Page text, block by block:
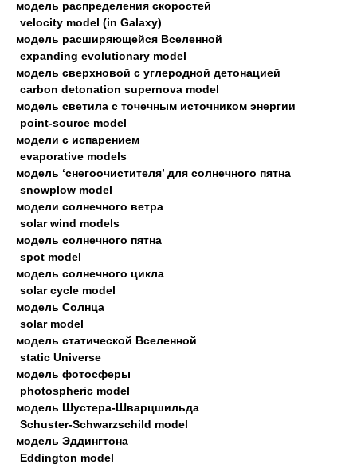
модель распределения скоростей
velocity model (in Galaxy)
модель расширяющейся Вселенной
expanding evolutionary model
модель сверхновой с углеродной детонацией
carbon detonation supernova model
модель светила с точечным источником энергии
point-source model
модели с испарением
evaporative models
модель ‘снегоочистителя’ для солнечного пятна
snowplow model
модели солнечного ветра
solar wind models
модель солнечного пятна
spot model
модель солнечного цикла
solar cycle model
модель Солнца
solar model
модель статической Вселенной
static Universe
модель фотосферы
photospheric model
модель Шустера-Шварцшильда
Schuster-Schwarzschild model
модель Эддингтона
Eddington model